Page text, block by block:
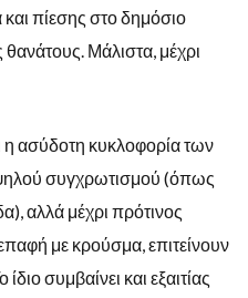
πίεσης στο δημόσιο
Μάλιστα, μέχρι
ασύδοτη κυκλοφορία των
συγχρωτισμού (όπως
αλλά μέχρι πρότινος
με κρούσμα, επιτείνουν
συμβαίνει και εξαιτίας